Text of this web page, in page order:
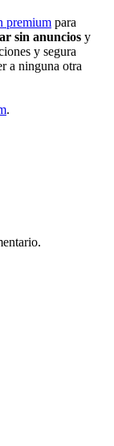
premium para
sin anuncios y
y segura
a ninguna otra
.